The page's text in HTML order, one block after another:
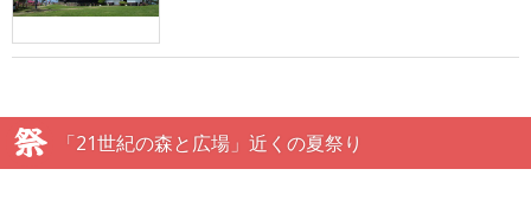
「21世紀の森と広場」近くの夏祭り